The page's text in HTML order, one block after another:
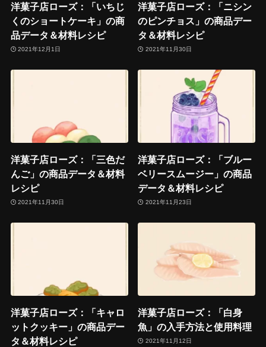
洋菓子店ローズ：「いちじ
くのショートケーキ」の商
品データ＆材料レシピ
2021年12月1日
洋菓子店ローズ：「ニシン
のピンチョス」の商品デー
タ＆材料レシピ
2021年11月30日
洋菓子店ローズ：「三色だ
んご」の商品データ＆材料
レシピ
2021年11月30日
洋菓子店ローズ：「ブルー
ベリースムージー」の商品
データ＆材料レシピ
2021年11月23日
洋菓子店ローズ：「キャロ
ットクッキー」の商品デー
タ＆材料レシピ
洋菓子店ローズ：「白身
魚」の入手方法と使用料理
2021年11月12日